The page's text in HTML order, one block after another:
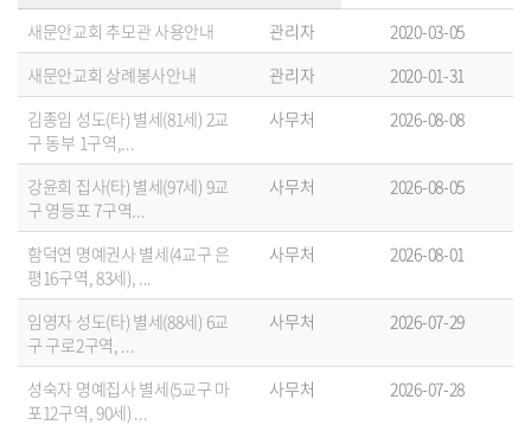
새문안교회 추모관 사용안내 관리자
2020-03-05
새문안교회 상례봉사안내
관리자
2020-01-31
김종임 성도(타) 별세(81세) 2교
구 동부 1구역,...
사무처 2026-08-08
강윤희 집사(타) 별세(97세) 9교
구 영등포 7구역...
사무처 2026-08-05
함덕연 명예권사 별세(4교구 은
평16구역, 83세), ...
사무처 2026-08-01
임영자 성도(타) 별세(88세) 6교
구 구로2구역, ...
사무처 2026-07-29
성숙자 명예집사 별세(5교구 마
포12구역, 90세) ...
사무처 2026-07-28